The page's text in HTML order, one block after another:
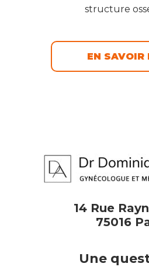
structure
EN SAVOIR
14 Rue
75016
Une